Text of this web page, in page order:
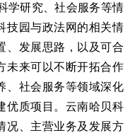
学研究、社会服务等情
技园与政法网的相关情
、发展思路，以及可合
未来可以不断开拓合作
、社会服务等领域深化
优质项目。云南哈贝科
况、主营业务及发展方